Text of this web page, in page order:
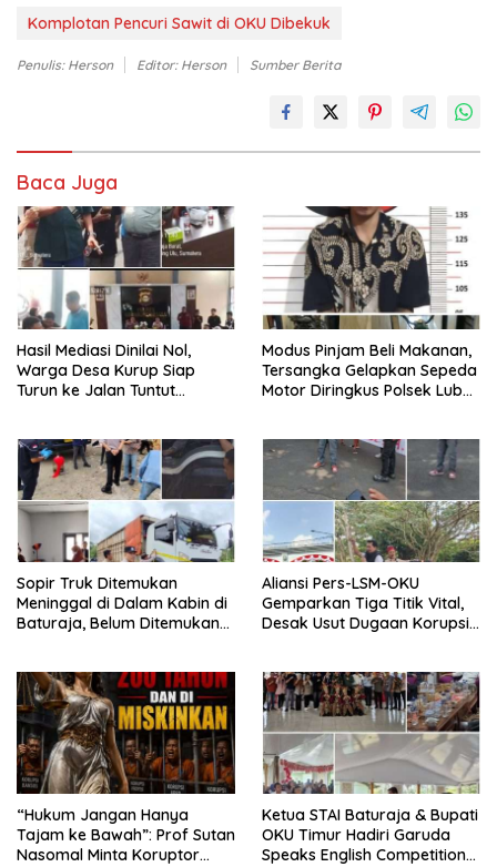
Komplotan Pencuri Sawit di OKU Dibekuk
Penulis: Herson Editor: Herson Sumber Berita
Baca Juga
Hasil Mediasi Dinilai Nol,
Warga Desa Kurup Siap
Turun ke Jalan Tuntut
Undang‑Undang
Modus Pinjam Beli Makanan,
Tersangka Gelapkan Sepeda
Motor Diringkus Polsek Lubuk
Sopir Truk Ditemukan
Meninggal di Dalam Kabin di
Baturaja, Belum Ditemukan
Aliansi Pers-LSM-OKU
Gemparkan Tiga Titik Vital,
Desak Usut Dugaan Korupsi
“Hukum Jangan Hanya
Tajam ke Bawah”: Prof Sutan
Nasomal Minta Koruptor
Ketua STAI Baturaja & Bupati
OKU Timur Hadiri Garuda
Speaks English Competition